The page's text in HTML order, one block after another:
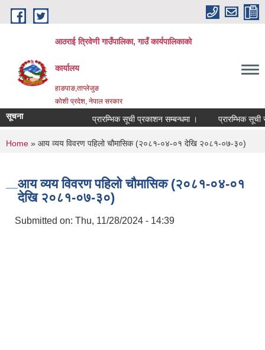
Skip to main content
आठराई त्रिवेणी गाउँपालिका, गाउँ कार्यपालिकाको
कार्यालय
हाङपाङ,ताप्लेजुङ
कोशी प्रदेश, नेपाल सरकार
सूचना प्रारम्भिक सूची प्रकाशन सम्बन्धमा । प्रारम्भिक सूची
You are here
Home » आय व्यय विवरण पहिलो चौमासिक (२०८१-०४-०१ देखि २०८१-०७-३०)
आय व्यय विवरण पहिलो चौमासिक (२०८१-०४-०१
देखि २०८१-०७-३०)
Submitted on: Thu, 11/28/2024 - 14:39